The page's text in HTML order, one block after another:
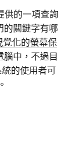
供的一項查詢
的關鍵字有哪
覺化的螢幕保
腦中，不過目
的使用者可
。